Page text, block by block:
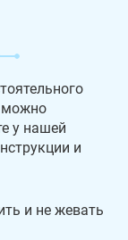
можно
у нашей
и
и не жевать